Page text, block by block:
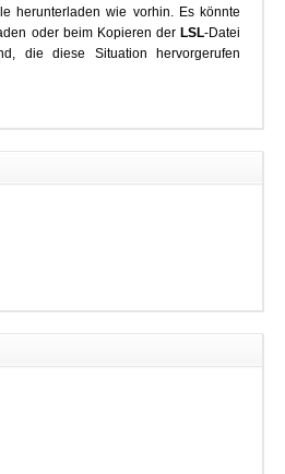
herunterladen wie vorhin. Es könnte
oder beim Kopieren der LSL-Datei
die diese Situation hervorgerufen